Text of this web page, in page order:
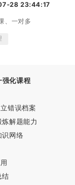
28 23:44:17
、一对多
强化课程
错误档案
解题能力
识网络
结